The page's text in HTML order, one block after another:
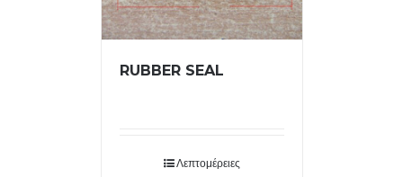
RUBBER SEAL
Λεπτομέρειες